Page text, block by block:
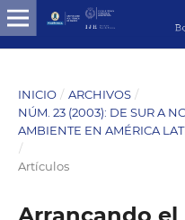
INICIO / ARCHIVOS /
NÚM. 23 (2003): DE SUR A
AMBIENTE EN AMÉRICA
/
Artículos